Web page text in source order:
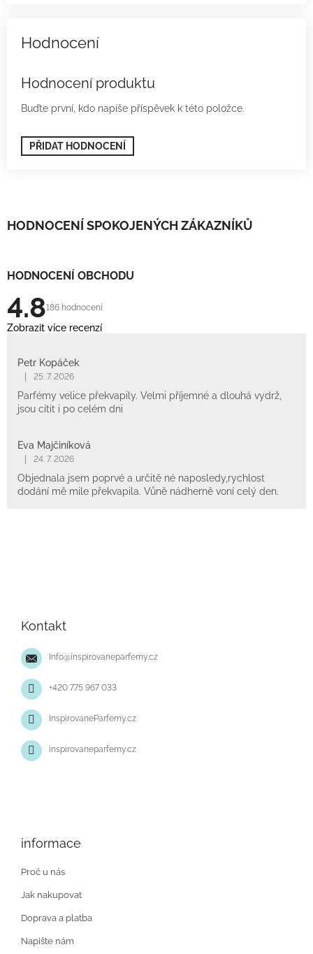
Hodnocení produktu
Buďte první, kdo napíše příspěvek k této položce.
PŘIDAT HODNOCENÍ
HODNOCENÍ SPOKOJENÝCH ZÁKAZNÍKŮ
HODNOCENÍ OBCHODU
4.8186 hodnocení
Zobrazit více recenzí
Petr Kopáček
25. 7. 2026
Parfémy velice překvapily. Velmi příjemné a dlouhá vydrž,
jsou cítit i po celém dni
Eva Majčiníková
24. 7. 2026
Objednala jsem poprvé a určitě né naposledy,rychlost
dodání mě mile překvapila. Vůně nádherně voní celý den.
Kontakt
Info@inspirovaneparfemy.cz
+420 775 967 033
InspirovaneParfemy.cz
inspirovaneparfemy.cz
informace
Proč u nás
Jak nakupovat
Doprava a platba
Napište nám